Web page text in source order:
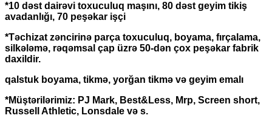
*10 dəst dairəvi toxuculuq maşını, 80 dəst geyim tikiş
avadanlığı, 70 peşəkar işçi
*Təchizat zəncirinə parça toxuculuq, boyama, fırçalama,
silkələmə, rəqəmsal çap üzrə 50-dən çox peşəkar fabrik
daxildir.
qalstuk boyama, tikmə, yorğan tikmə və geyim emalı
*Müştərilərimiz: PJ Mark, Best&Less, Mrp, Screen short,
Russell Athletic, Lonsdale və s.